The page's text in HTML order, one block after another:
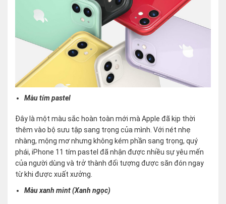
Màu tím pastel
Đây là một màu sắc hoàn toàn mới mà Apple đã kịp thời
thêm vào bộ sưu tập sang trọng của mình. Với nét nhẹ
nhàng, mộng mơ nhưng không kém phần sang trọng, quý
phái, iPhone 11 tím pastel đã nhận được nhiều sự yêu mến
của người dùng và trở thành đối tượng được săn đón ngay
từ khi được xuất xưởng.
Màu xanh mint (Xanh ngọc)